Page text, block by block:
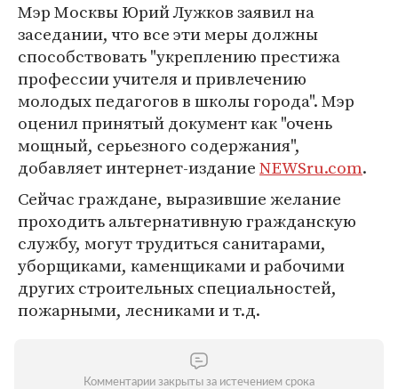
Мэр Москвы Юрий Лужков заявил на
заседании, что все эти меры должны
способствовать "укреплению престижа
профессии учителя и привлечению
молодых педагогов в школы города". Мэр
оценил принятый документ как "очень
мощный, серьезного содержания",
добавляет интернет-изданиеNEWSru.com.
Сейчас граждане, выразившие желание
проходить альтернативную гражданскую
службу, могут трудиться санитарами,
уборщиками, каменщиками и рабочими
других строительных специальностей,
пожарными, лесниками и т.д.
Комментарии закрыты за истечением срока